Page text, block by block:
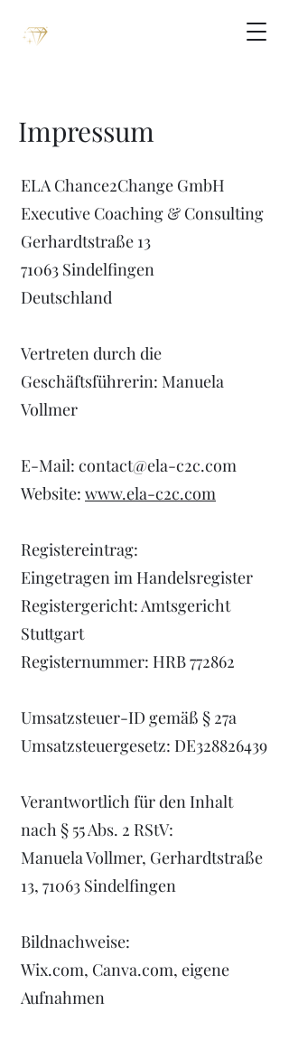
Impressum
ELA Chance2Change GmbH
Executive Coaching & Consulting
Gerhardtstraße 13
71063 Sindelfingen
Deutschland
Vertreten durch die
Geschäftsführerin: Manuela
Vollmer
E-Mail: contact@ela-c2c.com
Website: www.ela-c2c.com
Registereintrag:
Eingetragen im Handelsregister
Registergericht: Amtsgericht
Stuttgart
Registernummer: HRB 772862
Umsatzsteuer-ID gemäß § 27a
Umsatzsteuergesetz: DE328826439
Verantwortlich für den Inhalt
nach § 55 Abs. 2 RStV:
Manuela Vollmer, Gerhardtstraße
13, 71063 Sindelfingen
Bildnachweise:
Wix.com, Canva.com, eigene
Aufnahmen